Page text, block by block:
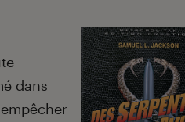
dans